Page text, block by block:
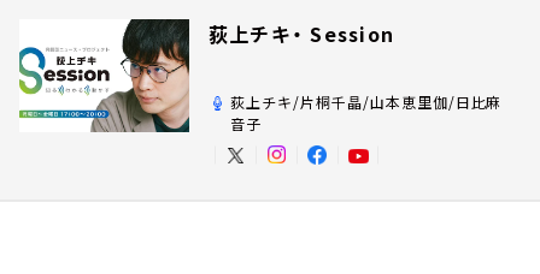
荻上チキ・ Session
荻上チキ/片桐千晶/山本恵里伽/日比麻
音子